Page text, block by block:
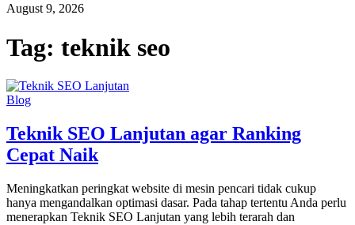
August 9, 2026
Tag: teknik seo
Blog
Teknik SEO Lanjutan agar Ranking
Cepat Naik
Meningkatkan peringkat website di mesin pencari tidak cukup
hanya mengandalkan optimasi dasar. Pada tahap tertentu Anda perlu
menerapkan Teknik SEO Lanjutan yang lebih terarah dan